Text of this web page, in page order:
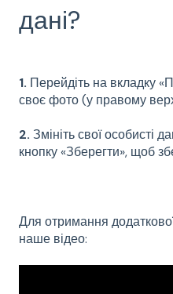
дані?
1. Перейдіть на вкладку
своє фото (у правому
2. Змініть свої особисті
кнопку «Зберегти», щоб
Для отримання
наше відео: